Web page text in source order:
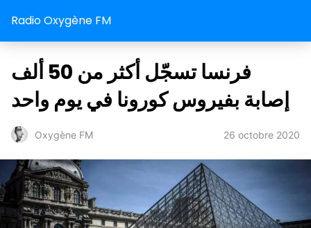
Radio Oxygène FM
فرنسا تسجّل أكثر من 50 ألف
إصابة بفيروس كورونا في يوم واحد
Oxygène FM 26 octobre 2020